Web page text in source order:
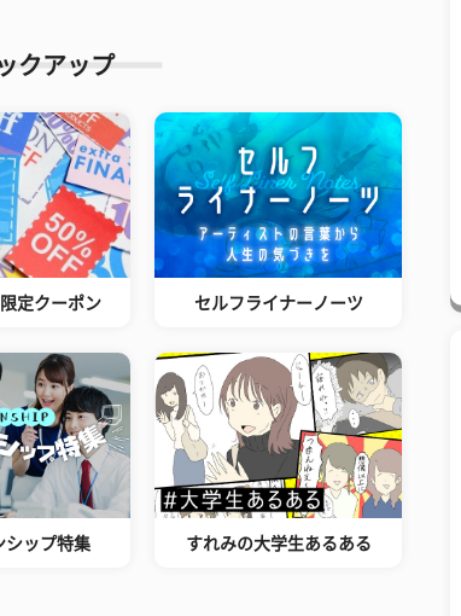
クアップ
定クーポン セルフライナーノーツ
シップ特集 すれみの大学生あるある